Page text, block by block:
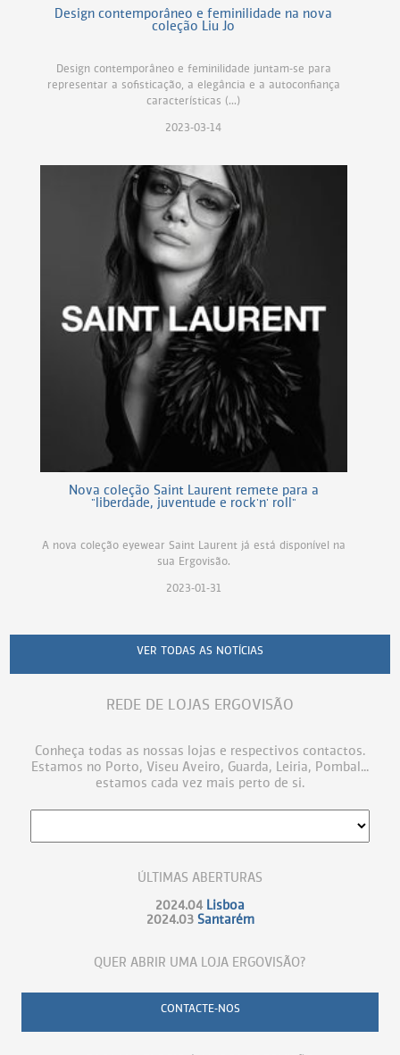
Design contemporâneo e feminilidade na nova
coleção Liu Jo
Design contemporâneo e feminilidade juntam-se para
representar a sofisticação, a elegância e a autoconfiança
características (...)
2023-03-14
Nova coleção Saint Laurent remete para a
"liberdade, juventude e rock'n' roll"
A nova coleção eyewear Saint Laurent já está disponível na
sua Ergovisão.
2023-01-31
VER TODAS AS NOTÍCIAS
REDE DE LOJAS ERGOVISÃO
Conheça todas as nossas lojas e respectivos contactos.
Estamos no Porto, Viseu Aveiro, Guarda, Leiria, Pombal...
estamos cada vez mais perto de si.
ÚLTIMAS ABERTURAS
2024.04 Lisboa
2024.03 Santarém
QUER ABRIR UMA LOJA ERGOVISÃO?
CONTACTE-NOS